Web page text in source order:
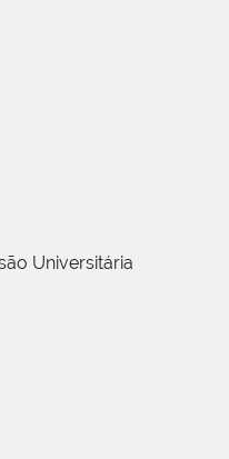
Universitária